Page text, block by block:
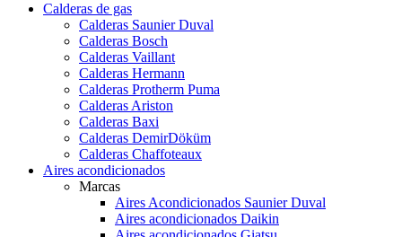
Calderas de gas
Calderas Saunier Duval
Calderas Bosch
Calderas Vaillant
Calderas Hermann
Calderas Protherm Puma
Calderas Ariston
Calderas Baxi
Calderas DemirDöküm
Calderas Chaffoteaux
Aires acondicionados
Marcas
Aires Acondicionados Saunier Duval
Aires acondicionados Daikin